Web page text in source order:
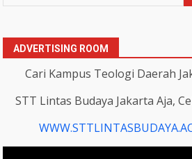
ADVERTISING ROOM
Cari Kampus Teologi Daerah
STT Lintas Budaya Jakarta Aja,